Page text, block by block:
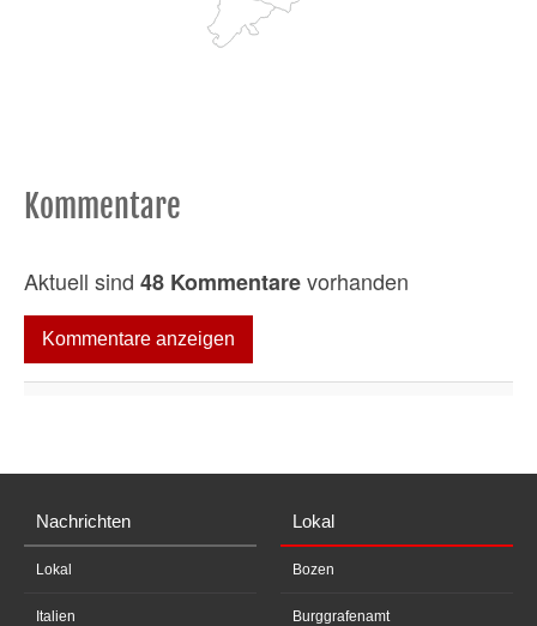
Kommentare
Aktuell sind 48 Kommentarevorhanden
Kommentare anzeigen
Nachrichten
Lokal
Italien
Lokal
Bozen
Burggrafenamt